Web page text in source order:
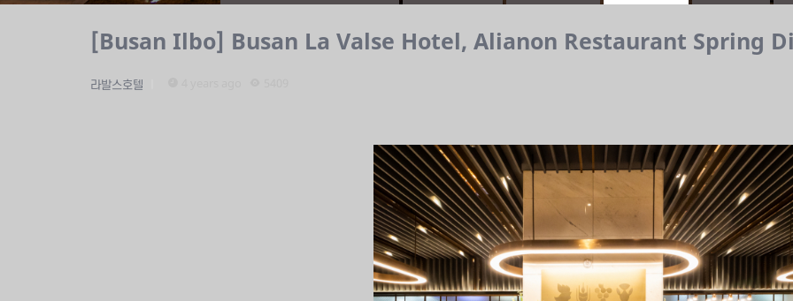
[Busan Ilbo] Busan La Valse Hotel, Alianon Restaurant Spring
라발스호텔